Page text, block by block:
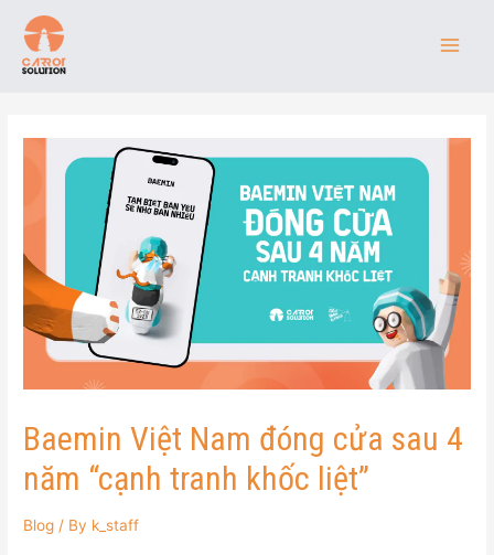
Baemin Việt Nam đóng cửa sau 4
năm “cạnh tranh khốc liệt”
Blog / By k_staff